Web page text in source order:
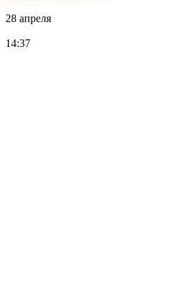
28 апреля
14:37